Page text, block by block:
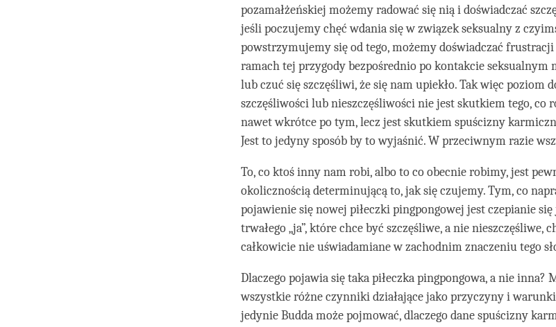
pozamałżeńskiej możemy radować się nią i doświadczać
jeśli poczujemy chęć wdania się w związek seksualny z
powstrzymujemy się od tego, możemy doświadczać
ramach tej przygody bezpośrednio po kontakcie seksualnym
lub czuć się szczęśliwi, że się nam upiekło. Tak więc poziom
szczęśliwości lub nieszczęśliwości nie jest skutkiem tego, co
nawet wkrótce po tym, lecz jest skutkiem spuścizny
Jest to jedyny sposób by to wyjaśnić. W przeciwnym razie
To, co ktoś inny nam robi, albo to co obecnie robimy, jest
okolicznością determinującą to, jak się czujemy. Tym, co
pojawienie się nowej piłeczki pingpongowej jest czepianie się
trwałego „ja”, które chce być szczęśliwe, a nie nieszczęśliwe,
całkowicie nie uświadamiane w zachodnim znaczeniu tego
Dlaczego pojawia się taka piłeczka pingpongowa, a nie
wszystkie różne czynniki działające jako przyczyny i
jedynie Budda może pojmować, dlaczego dane spuścizny